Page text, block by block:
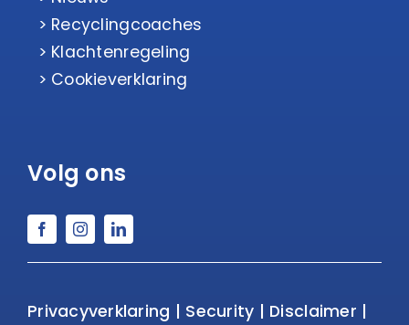
Recyclingcoaches
Klachtenregeling
Cookieverklaring
Volg ons
Privacyverklaring | Security | Disclaimer |